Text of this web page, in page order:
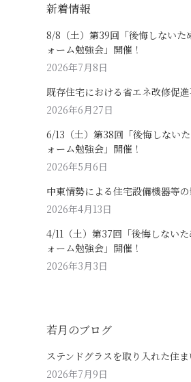
新着情報
8/8（土）第39回「後悔しないた
ォーム勉強会」開催！
2026年7月8日
既存住宅における省エネ改修促
2026年6月27日
6/13（土）第38回「後悔しない
ォーム勉強会」開催！
2026年5月6日
中東情勢による住宅設備機器等
2026年4月13日
4/11（土）第37回「後悔しない
ォーム勉強会」開催！
2026年3月3日
若月のブログ
ステンドグラスを取り入れた住
2026年7月9日